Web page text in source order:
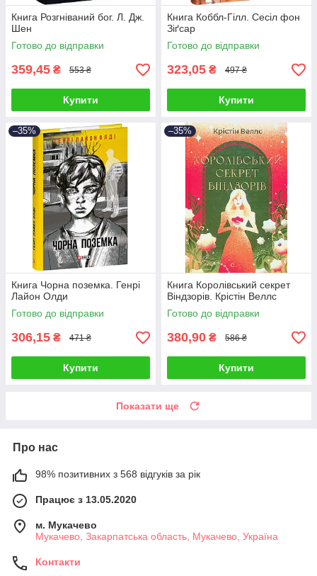
Книга Розгніваний бог. Л. Дж.
Шен
Готово до відправки
359,45 ₴ 553 ₴
Купити
Книга Коббл-Гілл. Сесіл фон
Зіґсар
Готово до відправки
323,05 ₴ 497 ₴
Купити
–35%
Книга Чорна поземка. Генрi
Лайон Олди
Готово до відправки
306,15 ₴ 471 ₴
Купити
–35%
Книга Королівський секрет
Віндзорів. Крістін Веллс
Готово до відправки
380,90 ₴ 586 ₴
Купити
Показати ще
Про нас
98% позитивних з 568 відгуків за рік
Працює з 13.05.2020
м. Мукачево
Мукачево, Закарпатська область, Мукачево, Україна
Контакти